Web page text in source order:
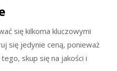
się kilkoma kluczowymi
się jedynie ceną, ponieważ
skup się na jakości i